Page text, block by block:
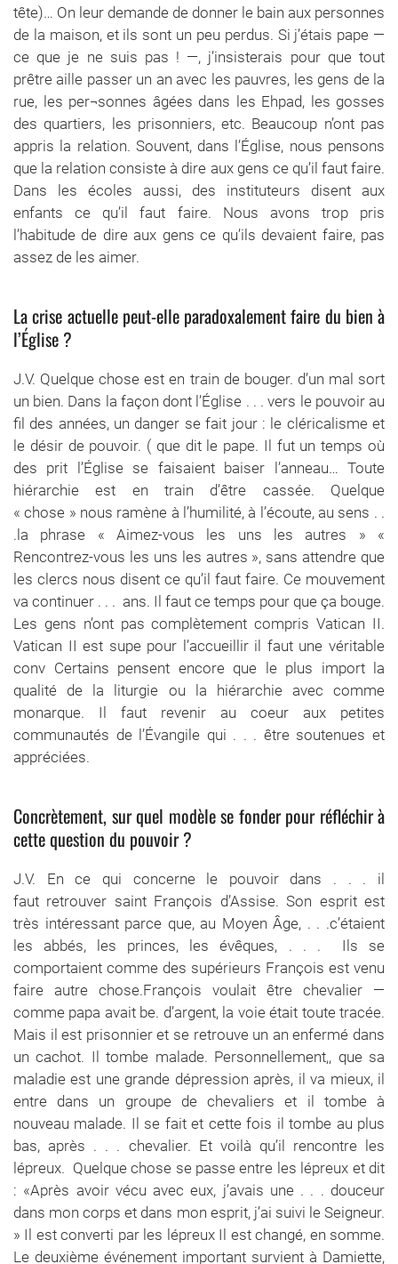
tête)… On leur demande de donner le bain aux personnes
de la maison, et ils sont un peu perdus. Si j’étais pape —
ce que je ne suis pas ! —, j’insisterais pour que tout
prêtre aille passer un an avec les pauvres, les gens de la
rue, les per¬sonnes âgées dans les Ehpad, les gosses
des quartiers, les prisonniers, etc. Beaucoup n’ont pas
appris la relation. Souvent, dans l’Église, nous pensons
que la relation consiste à dire aux gens ce qu’il faut faire.
Dans les écoles aussi, des instituteurs disent aux
enfants ce qu’il faut faire. Nous avons trop pris
l’habitude de dire aux gens ce qu’ils devaient faire, pas
assez de les aimer.
La crise actuelle peut-elle paradoxalement faire du bien à
l’Église ?
J.V. Quelque chose est en train de bouger. d’un mal sort
un bien. Dans la façon dont l’Église . . . vers le pouvoir au
fil des années, un danger se fait jour : le cléricalisme et
le désir de pouvoir. ( que dit le pape. Il fut un temps où
des prit l’Église se faisaient baiser l’anneau… Toute
hiérarchie est en train d’être cassée. Quelque
« chose » nous ramène à l’humilité, à l’écoute, au sens . .
.la phrase « Aimez-vous les uns les autres » «
Rencontrez-vous les uns les autres », sans attendre que
les clercs nous disent ce qu’il faut faire. Ce mouvement
va continuer . . . ans. Il faut ce temps pour que ça bouge.
Les gens n’ont pas complètement compris Vatican II.
Vatican II est supe pour l’accueillir il faut une véritable
conv Certains pensent encore que le plus import la
qualité de la liturgie ou la hiérarchie avec comme
monarque. Il faut revenir au coeur aux petites
communautés de l’Évangile qui . . . être soutenues et
appréciées.
Concrètement, sur quel modèle se fonder pour réfléchir à
cette question du pouvoir ?
J.V. En ce qui concerne le pouvoir dans . . . il
faut retrouver saint François d’Assise. Son esprit est
très intéressant parce que, au Moyen Âge, . . .c’étaient
les abbés, les princes, les évêques, . . . Ils se
comportaient comme des supérieurs François est venu
faire autre chose.François voulait être chevalier —
comme papa avait be. d’argent, la voie était toute tracée.
Mais il est prisonnier et se retrouve un an enfermé dans
un cachot. Il tombe malade. Personnellement,, que sa
maladie est une grande dépression après, il va mieux, il
entre dans un groupe de chevaliers et il tombe à
nouveau malade. Il se fait et cette fois il tombe au plus
bas, après . . . chevalier. Et voilà qu’il rencontre les
lépreux. Quelque chose se passe entre les lépreux et dit
: «Après avoir vécu avec eux, j’avais une . . . douceur
dans mon corps et dans mon esprit, j’ai suivi le Seigneur.
» Il est converti par les lépreux Il est changé, en somme.
Le deuxième événement important survient à Damiette,